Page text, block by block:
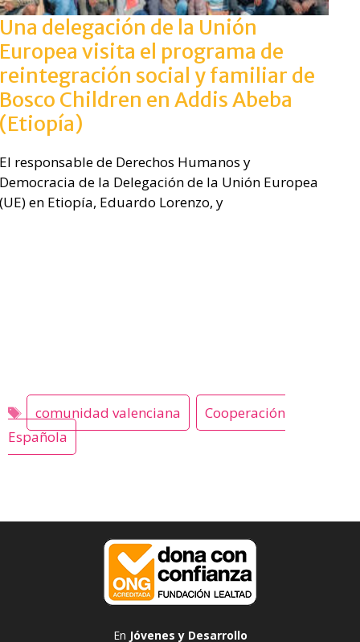
Una delegación de la Unión
Europea visita el programa de
reintegración social y familiar de
Bosco Children en Addis Abeba
(Etiopía)
El responsable de Derechos Humanos y
Democracia de la Delegación de la Unión Europea
(UE) en Etiopía, Eduardo Lorenzo, y
comunidad valenciana
Cooperación
Española
En Jóvenes y Desarrollo